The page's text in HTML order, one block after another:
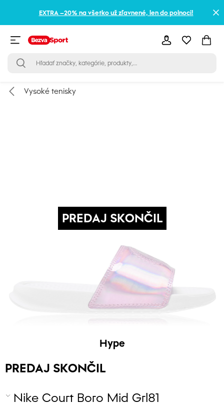
EXTRA –20% na všetko už zľavnené, len do polnoci!
Vysoké tenisky
PREDAJ SKONČIL
Hype
PREDAJ SKONČIL
Nike Court Boro Mid Grl81